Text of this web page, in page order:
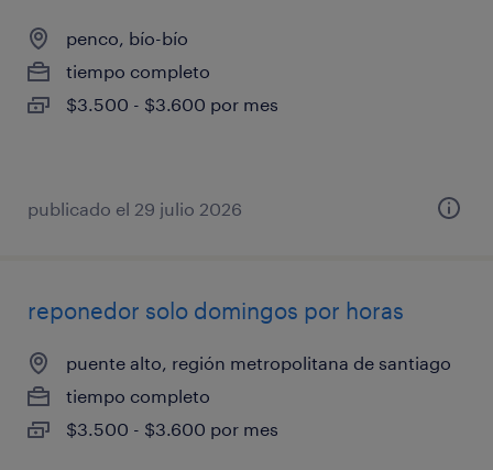
penco, bío-bío
tiempo completo
$3.500 - $3.600 por mes
publicado el 29 julio 2026
reponedor solo domingos por horas
puente alto, región metropolitana de santiago
tiempo completo
$3.500 - $3.600 por mes